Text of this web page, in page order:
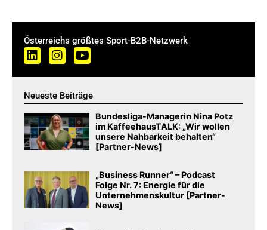
Österreichs größtes Sport-B2B-Netzwerk
Neueste Beiträge
Bundesliga-Managerin Nina Potz
im KaffeehausTALK: „Wir wollen
unsere Nahbarkeit behalten“
[Partner-News]
„Business Runner“ – Podcast
Folge Nr. 7: Energie für die
Unternehmenskultur [Partner-
News]